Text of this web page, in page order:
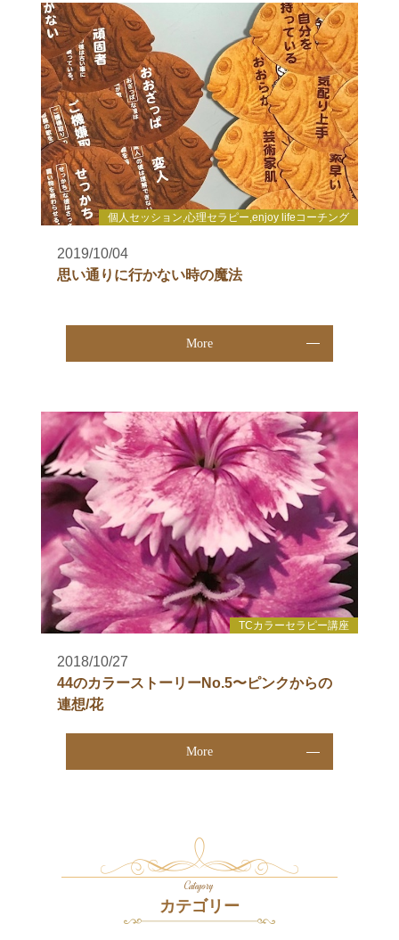
個人セッション,心理セラピー,enjoy lifeコーチング
2019/10/04
思い通りに行かない時の魔法
More
TCカラーセラピー講座
2018/10/27
44のカラーストーリーNo.5〜ピンクからの
連想/花
More
Category
カテゴリー